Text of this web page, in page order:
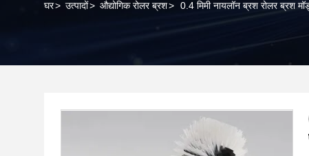
घर> उत्पादों> औद्योगिक रोलर ब्रश> 0.4 मिमी नायलॉन ब्रश रोलर ब्रश